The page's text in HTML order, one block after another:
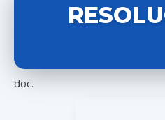
doc.